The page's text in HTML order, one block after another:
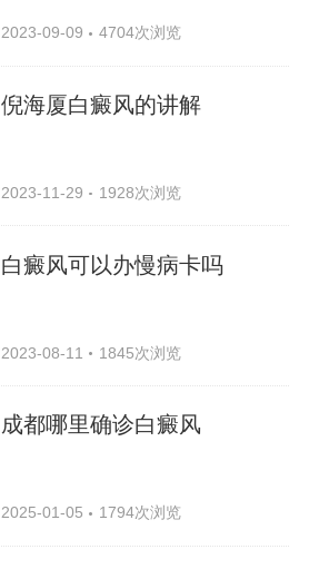
2023-09-09 4704次浏览
倪海厦白癜风的讲解
2023-11-29 1928次浏览
白癜风可以办慢病卡吗
2023-08-11 1845次浏览
成都哪里确诊白癜风
2025-01-05 1794次浏览